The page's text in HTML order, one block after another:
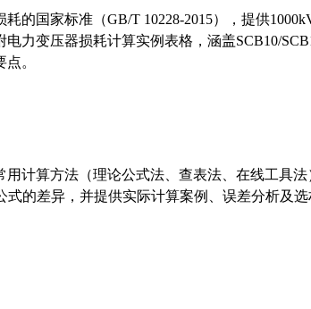
的国家标准（GB/T 10228-2015），提供
力变压器损耗计算实例表格，涵盖SCB10/
。
计算方法（理论公式法、查表法、在线工具
式的差异，并提供实际计算案例、误差分析及